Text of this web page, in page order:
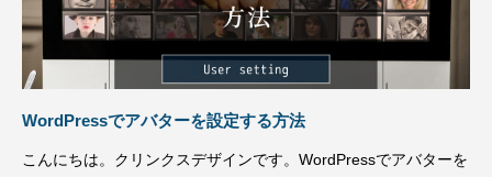
介致します。
2022.03.01 2022.01.30
WordPressでアバターを設定する方法
こんにちは。クリンクスデザインです。WordPressでアバターを